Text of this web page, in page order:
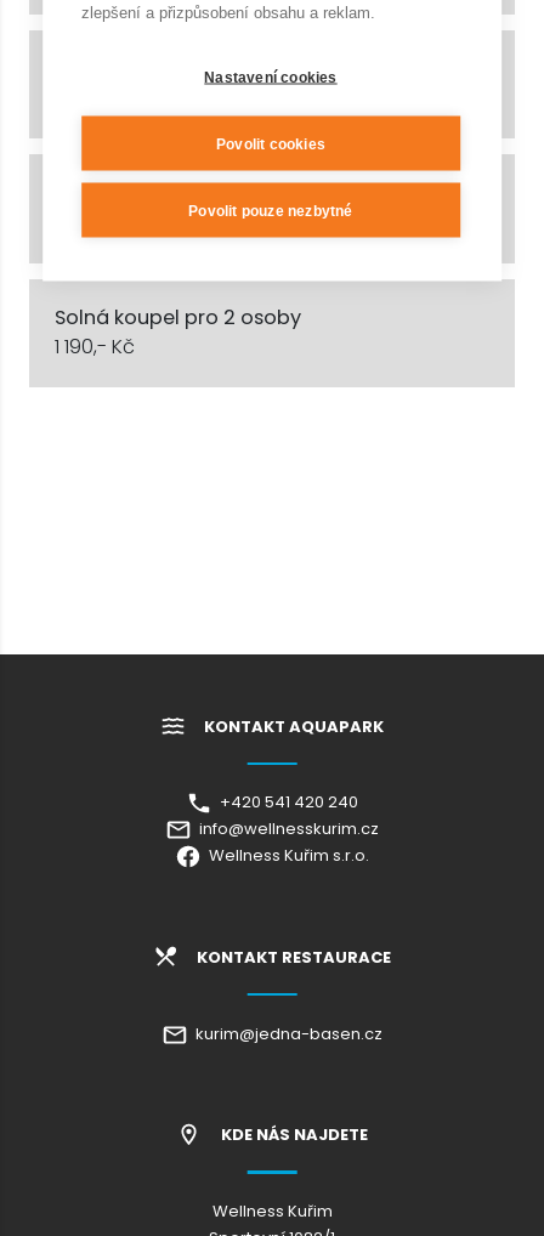
Rašelinová koupel pro 2 osoby
Solná koupel pro 1 osobu
Solná koupel pro 2 osoby
1 190,- Kč
KONTAKT AQUAPARK
+420 541 420 240
info@wellnesskurim.cz
Wellness Kuřim s.r.o.
KONTAKT RESTAURACE
kurim@jedna-basen.cz
KDE NÁS NAJDETE
Wellness Kuřim
zlepšení a přizpůsobení obsahu a reklam.
Nastavení cookies
Povolit cookies
Povolit pouze nezbytné